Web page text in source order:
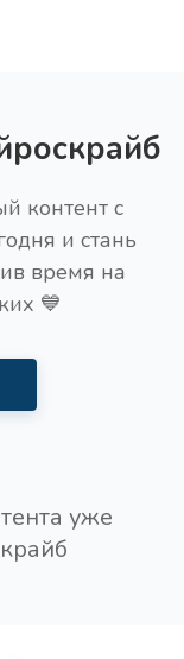
контент с
и стань
время на
💙
уже